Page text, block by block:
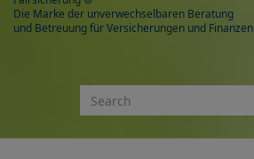
Die Marke der unverwechselbaren Beratung
und Betreuung für Versicherungen und Finanzen